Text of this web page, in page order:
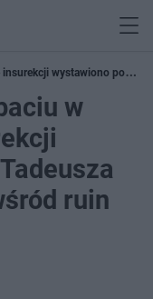
wystawiono pomnik
w
ruin